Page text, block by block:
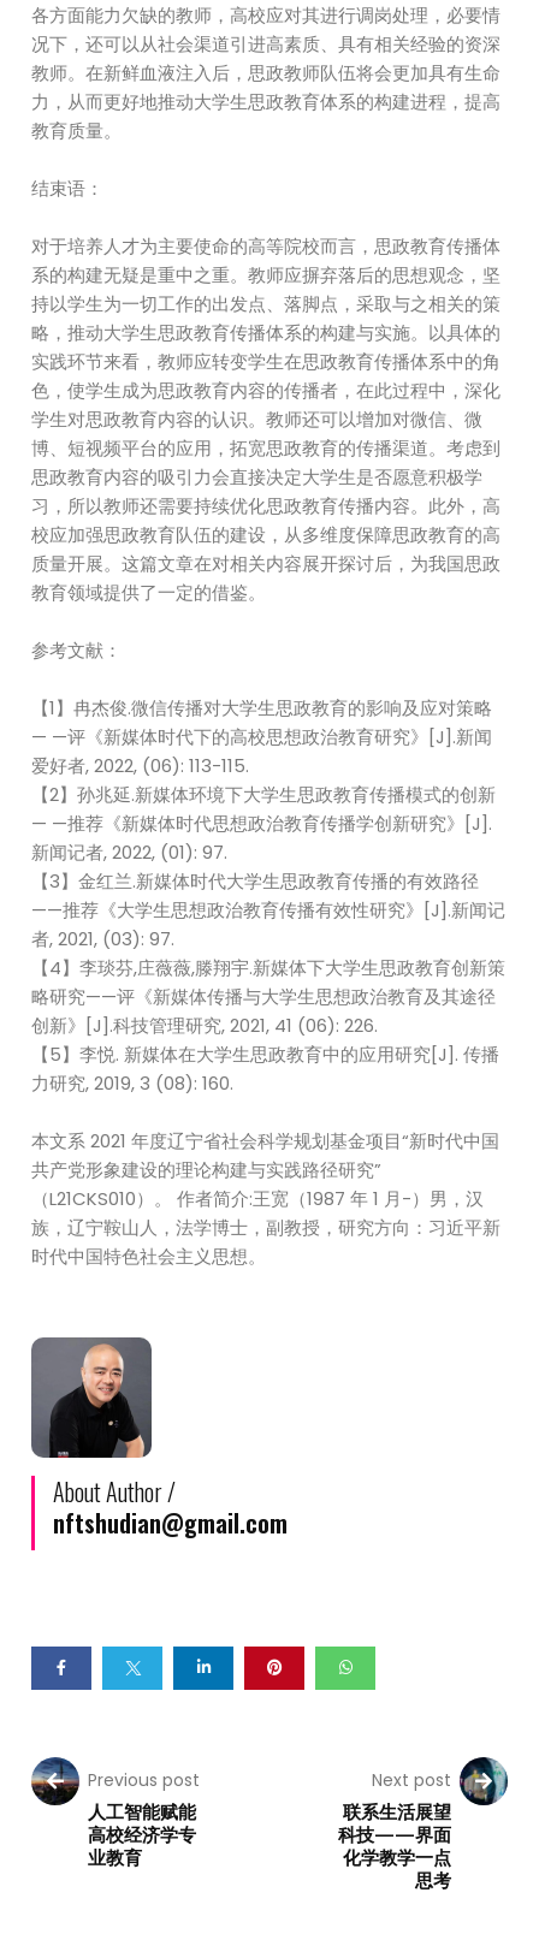
各方面能力欠缺的教师，高校应对其进行调岗处理，必要情
况下，还可以从社会渠道引进高素质、具有相关经验的资深
教师。在新鲜血液注入后，思政教师队伍将会更加具有生命
力，从而更好地推动大学生思政教育体系的构建进程，提高
教育质量。
结束语：
对于培养人才为主要使命的高等院校而言，思政教育传播体
系的构建无疑是重中之重。教师应摒弃落后的思想观念，坚
持以学生为一切工作的出发点、落脚点，采取与之相关的策
略，推动大学生思政教育传播体系的构建与实施。以具体的
实践环节来看，教师应转变学生在思政教育传播体系中的角
色，使学生成为思政教育内容的传播者，在此过程中，深化
学生对思政教育内容的认识。教师还可以增加对微信、微
博、短视频平台的应用，拓宽思政教育的传播渠道。考虑到
思政教育内容的吸引力会直接决定大学生是否愿意积极学
习，所以教师还需要持续优化思政教育传播内容。此外，高
校应加强思政教育队伍的建设，从多维度保障思政教育的高
质量开展。这篇文章在对相关内容展开探讨后，为我国思政
教育领域提供了一定的借鉴。
参考文献：
【1】冉杰俊.微信传播对大学生思政教育的影响及应对策略
— —评《新媒体时代下的高校思想政治教育研究》[J].新闻
爱好者, 2022, (06): 113-115.
【2】孙兆延.新媒体环境下大学生思政教育传播模式的创新
— —推荐《新媒体时代思想政治教育传播学创新研究》[J].
新闻记者, 2022, (01): 97.
【3】金红兰.新媒体时代大学生思政教育传播的有效路径
——推荐《大学生思想政治教育传播有效性研究》[J].新闻记
者, 2021, (03): 97.
【4】李琰芬,庄薇薇,滕翔宇.新媒体下大学生思政教育创新策
略研究——评《新媒体传播与大学生思想政治教育及其途径
创新》[J].科技管理研究, 2021, 41 (06): 226.
【5】李悦. 新媒体在大学生思政教育中的应用研究[J]. 传播
力研究, 2019, 3 (08): 160.
本文系 2021 年度辽宁省社会科学规划基金项目“新时代中国
共产党形象建设的理论构建与实践路径研究”
（L21CKS010）。 作者简介:王宽（1987 年 1 月-）男，汉
族，辽宁鞍山人，法学博士，副教授，研究方向：习近平新
时代中国特色社会主义思想。
About Author /
nftshudian@gmail.com
Previous post
人工智能赋能
高校经济学专
业教育
Next post
联系生活展望
科技——界面
化学教学一点
思考